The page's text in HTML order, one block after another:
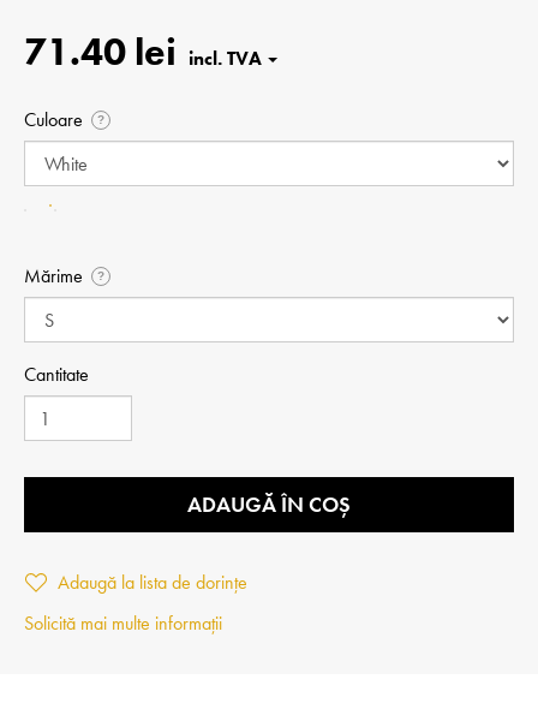
71.40 lei
Culoare ?
Mărime ?
Cantitate
ADAUGĂ ÎN COȘ
Adaugă la lista de dorințe
Solicită mai multe informații